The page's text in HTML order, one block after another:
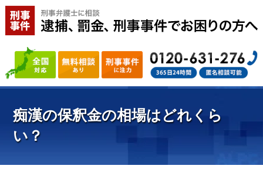
痴漢の保釈金の相場はどれくら
い？